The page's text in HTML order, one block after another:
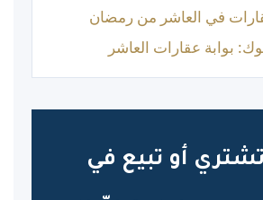
في العاشر من رمضان
بوابة عقارات العاشر
أو تبيع في